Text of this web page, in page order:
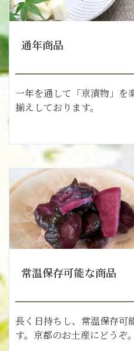
通年商品
一年を通して「京漬物」を
揃えしております。
常温保存可能な商品
長く日持ちし、常温保存可
す。京都のお土産にどうぞ。